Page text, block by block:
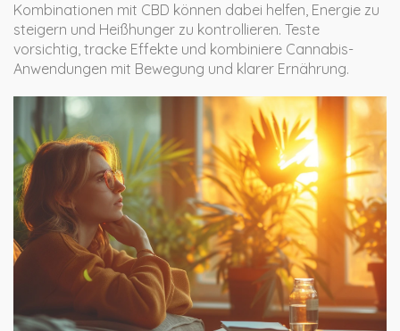
Kombinationen mit CBD können dabei helfen, Energie zu
steigern und Heißhunger zu kontrollieren. Teste
vorsichtig, tracke Effekte und kombiniere Cannabis-
Anwendungen mit Bewegung und klarer Ernährung.